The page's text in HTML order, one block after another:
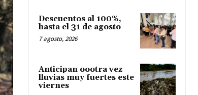
Descuentos al 100%,
hasta el 31 de agosto
7 agosto, 2026
Anticipan oootra vez
lluvias muy fuertes este
viernes